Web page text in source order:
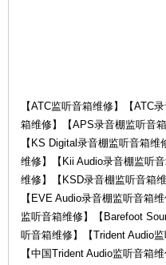
【ATC监听音箱维修】【ATC
箱维修】【APS录音棚监听音
【KS Digital录音棚监听音箱
维修】【Kii Audio录音棚监听
维修】【KSD录音棚监听音箱
【EVE Audio录音棚监听音箱
监听音箱维修】【Barefoot
听音箱维修】【Trident Audio
【中国Trident Audio监听音箱